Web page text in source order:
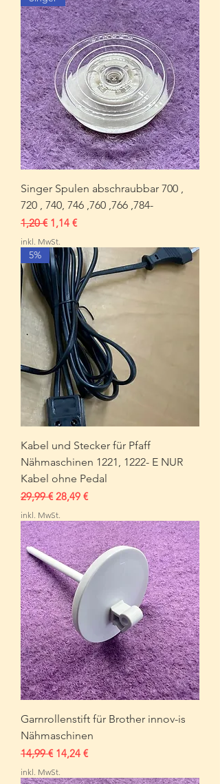
Singer Spulen abschraubbar 700 ,
720 , 740, 746 ,760 ,766 ,784-
Standardpreis
1,20 € Sale-Preis
1,14 €
inkl. MwSt.
5%
Kabel und Stecker für Pfaff
Nähmaschinen 1221, 1222- E NUR
Kabel ohne Pedal
Standardpreis
29,99 € Sale-Preis
28,49 €
inkl. MwSt.
Garnrollenstift für Brother innov-is
Nähmaschinen
Standardpreis
14,99 € Sale-Preis
14,24 €
inkl. MwSt.